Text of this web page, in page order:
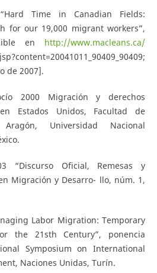
Time in Canadian Fields:
for our 19,000 migrant workers”,
en http://www.macleans.ca/
de 2007].
2000 Migración y derechos
Estados Unidos, Facultad de
Universidad Nacional
“Discurso Oficial, Remesas y
Migración y Desarro- llo, núm. 1,
Labor Migration: Temporary
the 21sth Century”, ponencia
Symposium on International
Naciones Unidas, Turín.